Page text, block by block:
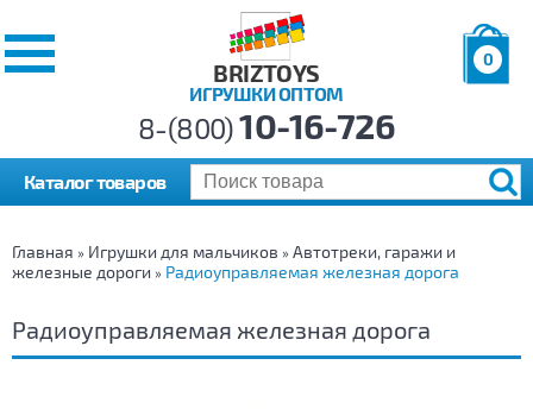
BRIZTOYS
ИГРУШКИ ОПТОМ
0
р.
8-(800)10-16-726
Каталог товаров
Главная » Игрушки для мальчиков » Автотреки, гаражи и
железные дороги » Радиоуправляемая железная дорога
Радиоуправляемая железная дорога